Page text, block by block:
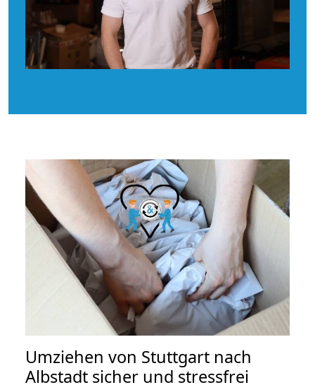
Umziehen von Stuttgart nach
Albstadt sicher und stressfrei